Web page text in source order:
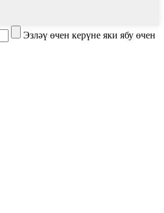
Эзләү өчен керүне яки ябу өчен